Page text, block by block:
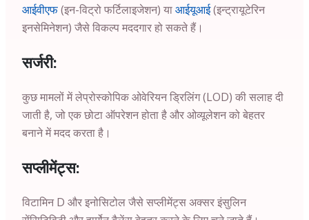
आईवीएफ(इन-विट्रो फर्टिलाइजेशन) याआईयूआई(इन्ट्रायूटेरिन
इनसेमिनेशन) जैसे विकल्प मददगार हो सकते हैं।
सर्जरी:
कुछ मामलों में लेप्रोस्कोपिक ओवेरियन ड्रिलिंग (LOD) की सलाह दी
जाती है, जो एक छोटा ऑपरेशन होता है और ओव्यूलेशन को बेहतर
बनाने में मदद करता है।
सप्लीमेंट्स:
विटामिन D और इनोसिटोल जैसे सप्लीमेंट्स अक्सर इंसुलिन